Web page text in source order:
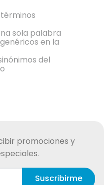
sola palabra
en la
del
promociones y
Suscribirme